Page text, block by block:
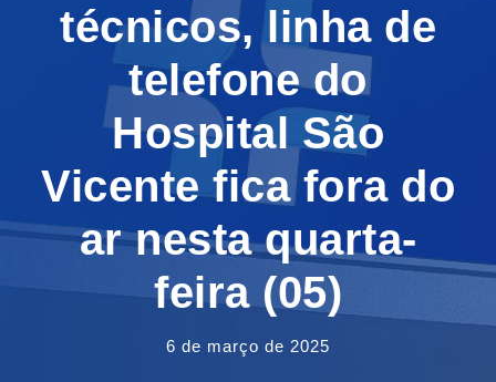
técnicos, linha de
telefone do
Hospital São
Vicente fica fora do
ar nesta quarta-
feira (05)
6 de março de 2025